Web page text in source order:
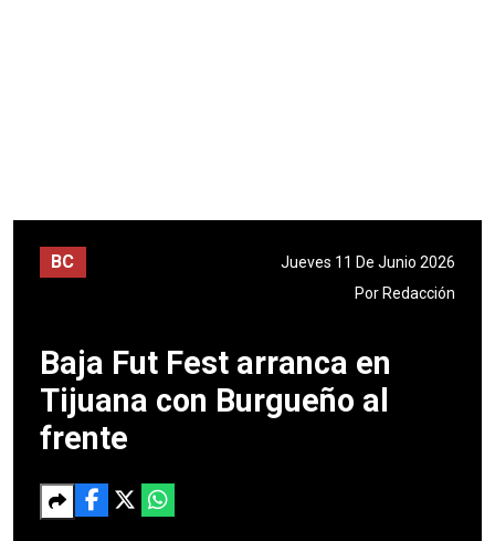
BC
Jueves 11 De Junio 2026
Por Redacción
Baja Fut Fest arranca en
Tijuana con Burgueño al
frente